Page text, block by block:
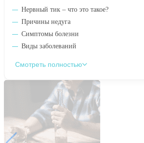
Нервный тик – что это такое?
Причины недуга
Симптомы болезни
Виды заболеваний
Смотреть полностью